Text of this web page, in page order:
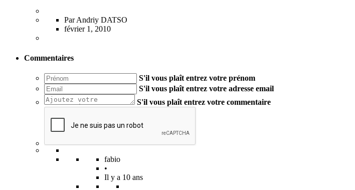
Par Andriy DATSO
février 1, 2010
Commentaires
S'il vous plaît entrez votre prénom
S'il vous plaît entrez votre adresse email
S'il vous plaît entrez votre commentaire
fabio
•
Il y a 10 ans